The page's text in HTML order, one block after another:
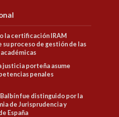
la certificación IRAM
su proceso de gestión de las
justicia porteña asume
penales
Balbín fue distinguido por la
de Jurisprudencia y
España